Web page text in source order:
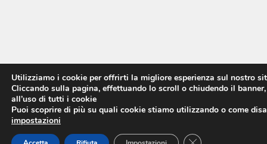
Utilizziamo i cookie per offrirti la migliore esperienza sul nostro
Cliccando sulla pagina, effettuando lo scroll o chiudendo il
all’uso di tutti i cookie
Puoi scoprire di più su quali cookie stiamo utilizzando o come
impostazioni
CLOSE GDPR